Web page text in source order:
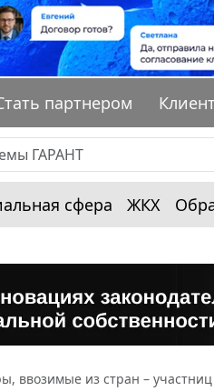
партнером
сфера ЖКХ
ввозимые из стран –